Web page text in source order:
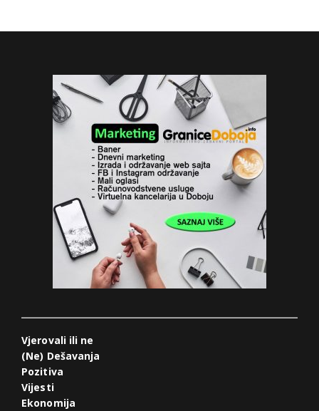
Vjerovali ili ne
(Ne) Dešavanja
Pozitiva
Vijesti
Ekonomija